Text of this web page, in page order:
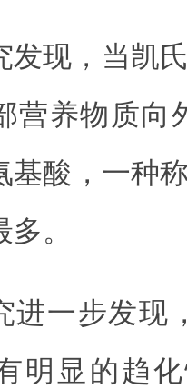
发现，当凯
营养物质向
基酸，一种
。
进一步发现
明显的趋